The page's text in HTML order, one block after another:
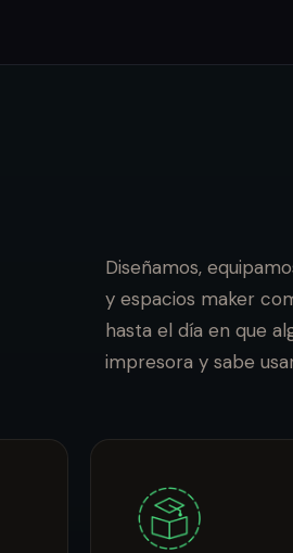
Diseñamos,
y espacios maker
hasta el día en que
impresora y sabe